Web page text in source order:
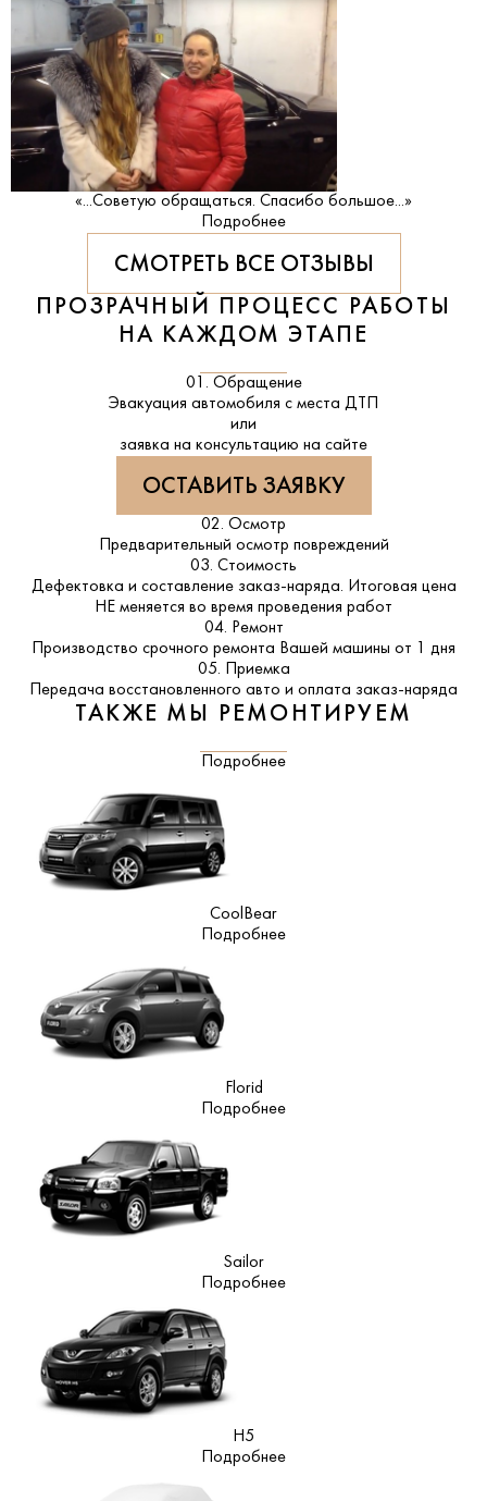
«...Советую обращаться. Спасибо большое...»
Подробнее
СМОТРЕТЬ ВСЕ ОТЗЫВЫ
ПРОЗРАЧНЫЙ ПРОЦЕСС РАБОТЫ
НА КАЖДОМ ЭТАПЕ
01. Обращение
Эвакуация автомобиля с места ДТП
или
заявка на консультацию на сайте
ОСТАВИТЬ ЗАЯВКУ
02. Осмотр
Предварительный осмотр повреждений
03. Стоимость
Дефектовка и составление заказ-наряда. Итоговая цена
НЕ меняется во время проведения работ
04. Ремонт
Производство срочного ремонта Вашей машины от 1 дня
05. Приемка
Передача восстановленного авто и оплата заказ-наряда
ТАКЖЕ МЫ РЕМОНТИРУЕМ
Подробнее
CoolBear
Подробнее
Florid
Подробнее
Sailor
Подробнее
H5
Подробнее